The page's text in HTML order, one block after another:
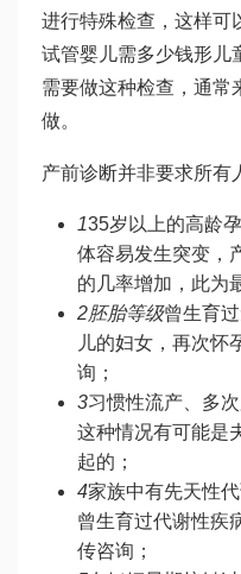
进行特殊检查，这样可
试管婴儿需多少钱形儿
需要做这种检查，通常
做。
产前诊断并非要求所有
135岁以上的高龄
体容易发生突变，
的几率增加，此为
2胚胎等级曾生育
儿的妇女，再次怀
询；
3习惯性流产、多
这种情况有可能是
起的；
4家族中有先天性
曾生育过代谢性疾
传咨询；